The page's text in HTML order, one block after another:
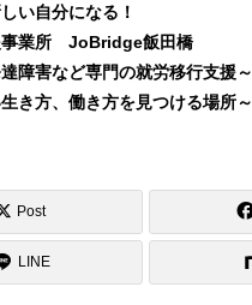
い自分になる！
事業所 JoBridge飯田橋
障害など専門の就労移行支援～
き方、働き方を見つける場所～
Post
LINE